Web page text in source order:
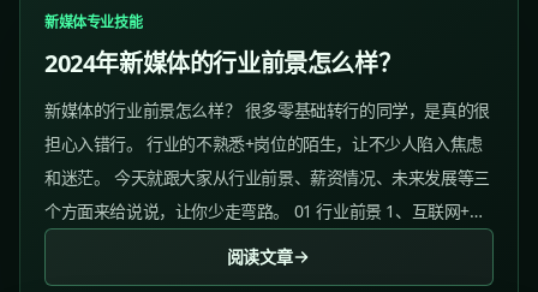
新媒体专业技能
2024年新媒体的行业前景怎么样？
新媒体的行业前景怎么样？ 很多零基础转行的同学，是真的很
担心入错行。 行业的不熟悉+岗位的陌生，让不少人陷入焦虑
和迷茫。 今天就跟大家从行业前景、薪资情况、未来发展等三
个方面来给说说，让你少走弯路。 01 行业前景 1、互联网+的
阅读文章